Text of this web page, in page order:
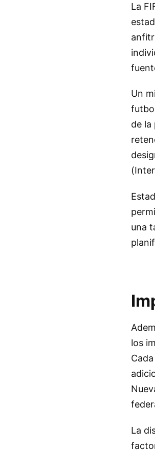
La
Un
de la
una
los
La